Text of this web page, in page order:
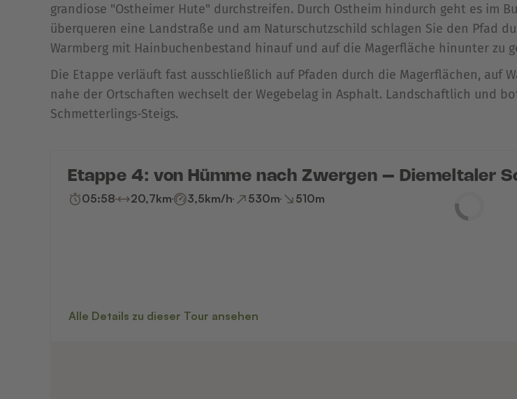
grandiose "Ostheimer Hute" durchstreifen. Durch Ostheim hindurch geht es im
überqueren eine Landstraße und am Naturschutzschild schlagen Sie den Pfad
Warmberg mit Hainbuchenbestand hinauf und auf die Magerfläche hinunter zu
Die Etappe verläuft fast ausschließlich auf Pfaden durch die Magerflächen, auf
nahe der Ortschaften wechselt der Wegebelag in Asphalt. Landschaftlich und
Schmetterlings-Steigs.